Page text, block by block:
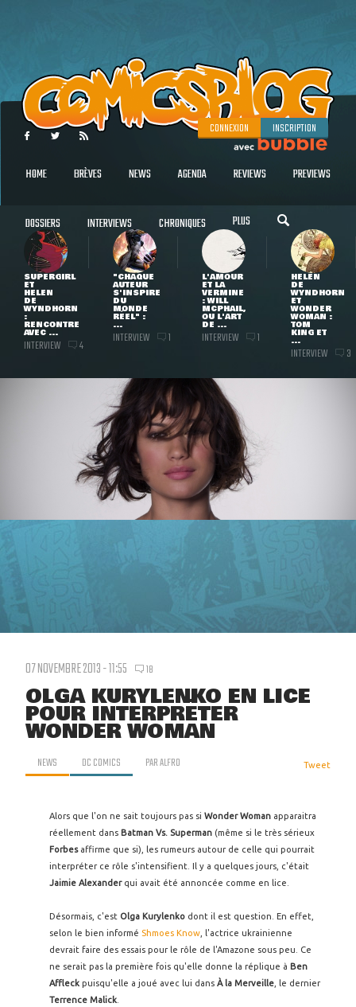
CONNEXION INSCRIPTION
HOME BRÈVES NEWS AGENDA REVIEWS PREVIEWS
DOSSIERS INTERVIEWS CHRONIQUES PLUS
SUPERGIRL
ET
HELEN
DE
WYNDHORN
:
RENCONTRE
AVEC ...
INTERVIEW 4
"CHAQUE
AUTEUR
S'INSPIRE
DU
MONDE
RÉEL" :
...
INTERVIEW 1
L'AMOUR
ET LA
VERMINE
: WILL
MCPHAIL,
OU L'ART
DE ...
INTERVIEW 1
HELEN
DE
WYNDHORN
ET
WONDER
WOMAN :
TOM
KING ET
...
INTERVIEW 3
07 NOVEMBRE 2013 - 11:55 18
OLGA KURYLENKO EN LICE
POUR INTERPRÉTER
WONDER WOMAN
NEWS DC COMICS PARALFRO Tweet
Alors que l'on ne sait toujours pas si Wonder Woman apparaitra
réellement dans Batman Vs. Superman (même si le très sérieux
Forbesaffirme que si), les rumeurs autour de celle qui pourrait
interpréter ce rôle s'intensifient. Il y a quelques jours, c'était
Jaimie Alexanderqui avait été annoncée comme en lice.
Désormais, c'est Olga Kurylenko dont il est question. En effet,
selon le bien informé Shmoes Know , l'actrice ukrainienne
devrait faire des essais pour le rôle de l'Amazone sous peu. Ce
ne serait pas la première fois qu'elle donne la réplique à Ben
Affleck puisqu'elle a joué avec lui dans À la Merveille , le dernier
Terrence Malick